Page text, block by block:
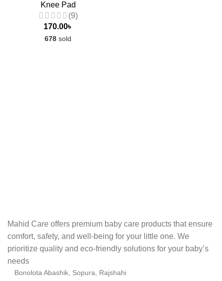
Knee Pad
(9)
170.00৳
678 sold
Mahid Care offers premium baby care products that ensure
comfort, safety, and well-being for your little one. We
prioritize quality and eco-friendly solutions for your baby’s
needs
Bonolota Abashik, Sopura, Rajshahi